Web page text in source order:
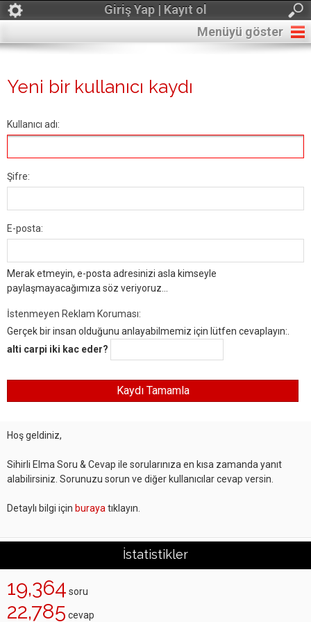
Giriş Yap | Kayıt ol
Menüyü göster
Yeni bir kullanıcı kaydı
Kullanıcı adı:
Şifre:
E-posta:
Merak etmeyin, e-posta adresinizi asla kimseyle
paylaşmayacağımıza söz veriyoruz...
İstenmeyen Reklam Koruması:
Gerçek bir insan olduğunu anlayabilmemiz için lütfen cevaplayın:.
alti carpi iki kac eder?
Hoş geldiniz,
Sihirli Elma Soru & Cevap ile sorularınıza en kısa zamanda yanıt
alabilirsiniz. Sorunuzu sorun ve diğer kullanıcılar cevap versin.
Detaylı bilgi için buraya tıklayın.
İstatistikler
19,364 soru
22,785 cevap